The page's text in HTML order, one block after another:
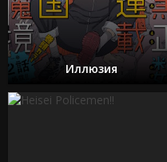
Иллюзия